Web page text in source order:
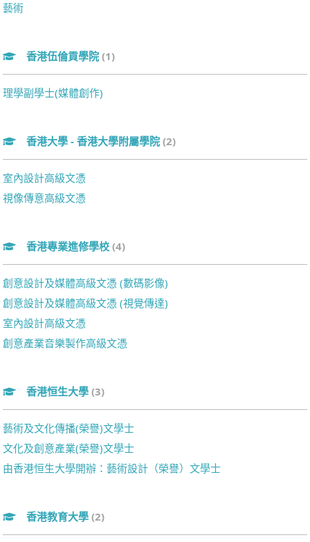
藝術
香港伍倫貢學院 (1)
理學副學士(媒體創作)
香港大學 - 香港大學附屬學院 (2)
室內設計高級文憑
視像傳意高級文憑
香港專業進修學校 (4)
創意設計及媒體高級文憑 (數碼影像)
創意設計及媒體高級文憑 (視覺傳達)
室內設計高級文憑
創意產業音樂製作高級文憑
香港恒生大學 (3)
藝術及文化傳播(榮譽)文學士
文化及創意產業(榮譽)文學士
由香港恒生大學開辦：藝術設計（榮譽）文學士
香港教育大學 (2)